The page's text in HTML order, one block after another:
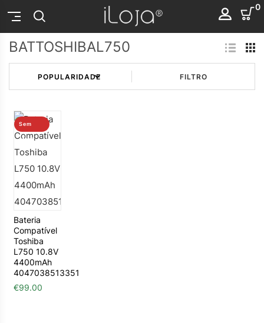
0
BATTOSHIBAL750
FILTRO
Sem
stock
Bateria
Compatível
Toshiba
L750 10.8V
4400mAh
4047038513351
€99.00